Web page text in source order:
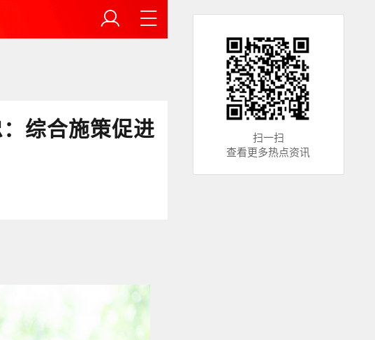
综合施策促进
扫一扫
查看更多热点资讯